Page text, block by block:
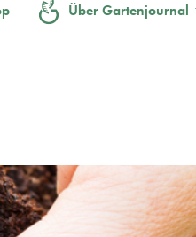
Über Gartenjournal